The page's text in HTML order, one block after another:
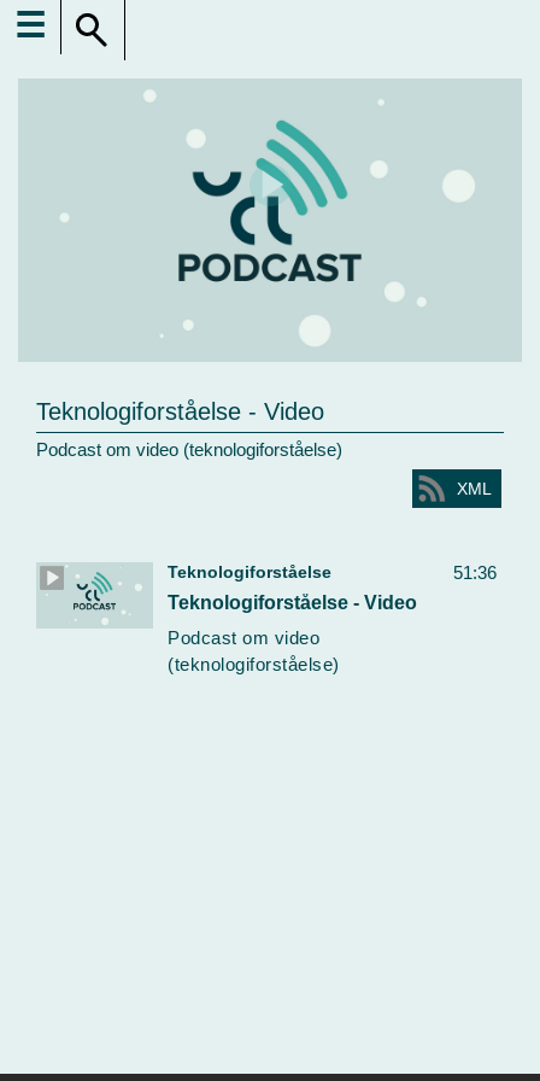
☰
Teknologiforståelse - Video
Podcast om video (teknologiforståelse)
XML
51:36
Teknologiforståelse
Teknologiforståelse - Video
Podcast om video
(teknologiforståelse)